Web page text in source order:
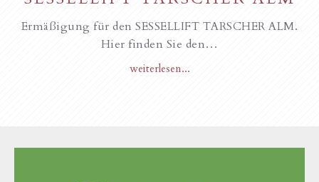
Ermäßigung für den SESSELLIFT TARSCHER ALM.
Hier finden Sie den…
weiterlesen...